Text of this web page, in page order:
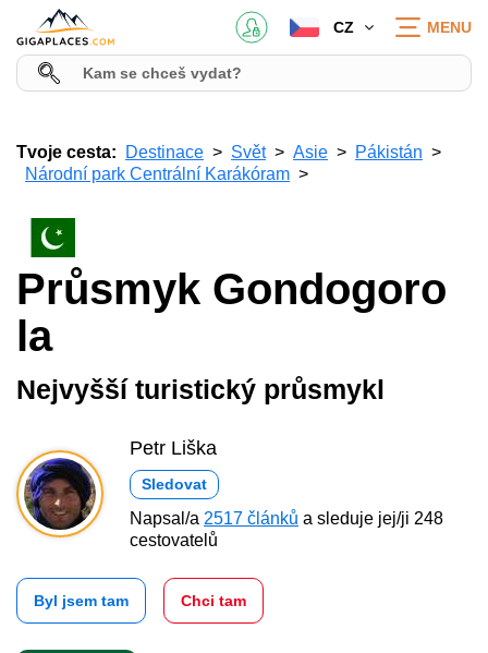
CZ MENU
Tvoje cesta: Destinace Svět Asie
Pákistán
Národní park Centrální Karákóram
Průsmyk Gondogoro
la
Nejvyšší turistický průsmykl
Petr Liška
Sledovat
Napsal/a 2517 článků a sleduje jej/ji 248
cestovatelů
Byl jsem tam Chci tam